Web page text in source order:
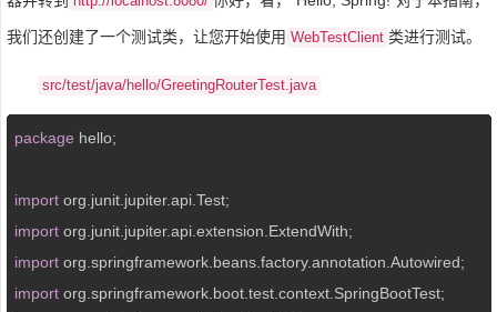
我们还创建了一个测试类，让您开始使用 WebTestClient 类进行测试。
src/test/java/hello/GreetingRouterTest.java
package hello;
import
import
import
import